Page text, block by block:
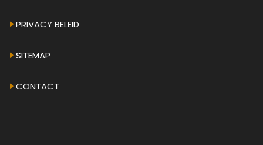
PRIVACY BELEID
SITEMAP
CONTACT